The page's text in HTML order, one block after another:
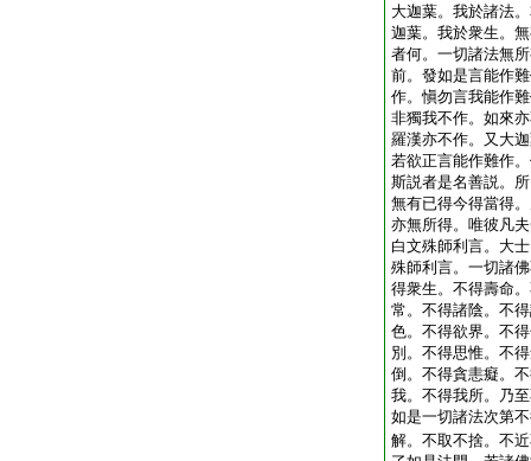
大迦葉。我於諸法
迦葉。我於衆生。
者何。一切諸法無
前。發如是言能作
作。愼勿言我能作
非獨我不作。如來
羅漢亦不作。又大
若欲正言能作難作
斯説者是名善説。
無有已得今得當得
亦無所得。唯彼凡
白文殊師利言。大
殊師利言。一切諸
得衆生。不得壽命
常。不得諸陰。不
色。不得欲界。不
別。不得思惟。不
倒。不得貪恚癡。
我。不得我所。乃
如是一切諸法次第
解。不取不捨。不